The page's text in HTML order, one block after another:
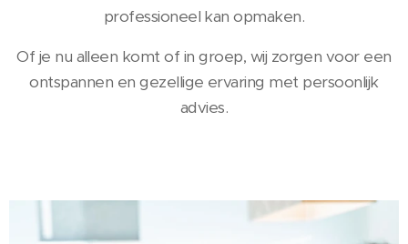
professioneel kan opmaken.
Of je nu alleen komt of in groep, wij zorgen voor een
ontspannen en gezellige ervaring met persoonlijk
advies.